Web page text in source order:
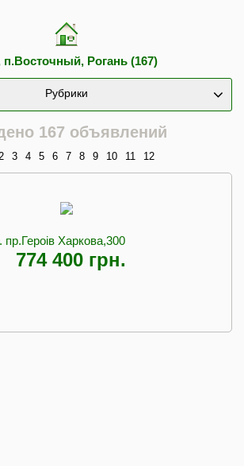
п.Восточный, Рогань (167)
Рубрики
167 объявлений
3 4 5 6 7 8 9 10 11 12
Харкова,300
774 400 грн.